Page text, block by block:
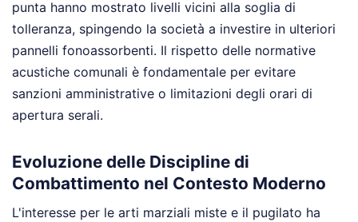
punta hanno mostrato livelli vicini alla soglia di
tolleranza, spingendo la società a investire in ulteriori
pannelli fonoassorbenti. Il rispetto delle normative
acustiche comunali è fondamentale per evitare
sanzioni amministrative o limitazioni degli orari di
apertura serali.
Evoluzione delle Discipline di
Combattimento nel Contesto Moderno
L'interesse per le arti marziali miste e il pugilato ha